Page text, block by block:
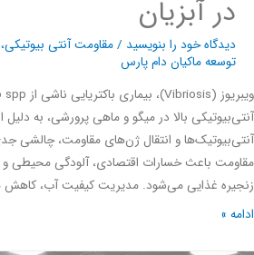
در آبزیان
دیدگاه‌ خود را بنویسید/مقاومت آنتی بیوتیکی،
توسعه ماکیان دام پارس
بالا در میگو و ماهی پرورشی، به دلیل
و انتقال ژن‌های مقاومت، چالشی جدی
باعث خسارات اقتصادی، آلودگی محیطی و
غذایی می‌شود. مدیریت کیفیت آب، کاهش
»